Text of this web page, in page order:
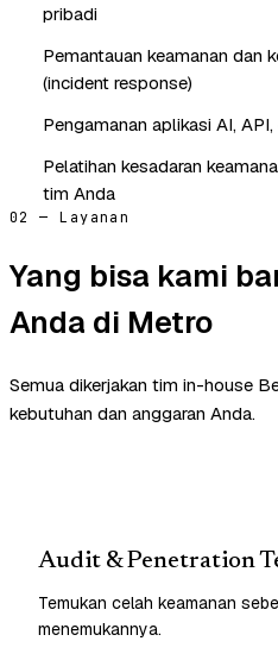
pribadi
Pemantauan keamanan dan
(incident response)
Pengamanan aplikasi AI,
Pelatihan kesadaran
tim Anda
02 — Layanan
Yang bisa kami
Anda di Metro
Semua dikerjakan tim in-house
kebutuhan dan anggaran Anda.
Audit & Penetration
Temukan celah keamanan
menemukannya.